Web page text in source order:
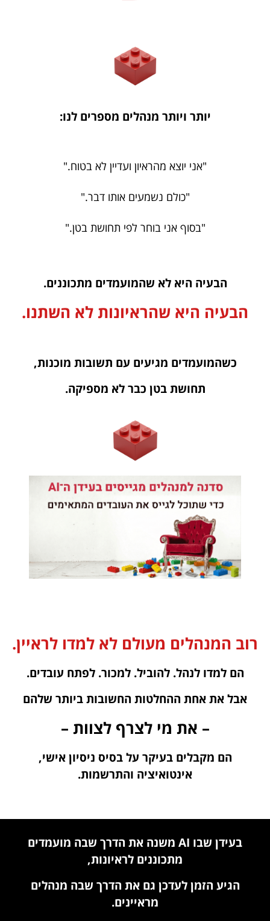
יותר ויותר מנהלים מספרים לנו:
"אני יוצא מהראיון ועדיין לא בטוח."
"כולם נשמעים אותו דבר."
"בסוף אני בוחר לפי תחושת בטן."
הבעיה היא לא שהמועמדים מתכוננים.
הבעיה היא שהראיונות לא השתנו.
כשהמועמדים מגיעים עם תשובות מוכנות,
תחושת בטן כבר לא מספיקה.
רוב המנהלים מעולם לא למדו לראיין.
הם למדו לנהל. להוביל. למכור. לפתח עובדים.
אבל את אחת ההחלטות החשובות ביותר שלהם
– את מי לצרף לצוות –
הם מקבלים בעיקר על בסיס ניסיון אישי,
אינטואיציה והתרשמות.
בעידן שבו AI משנה את הדרך שבה מועמדים
מתכוננים לראיונות,
הגיע הזמן לעדכן גם את הדרך שבה מנהלים
מראיינים.